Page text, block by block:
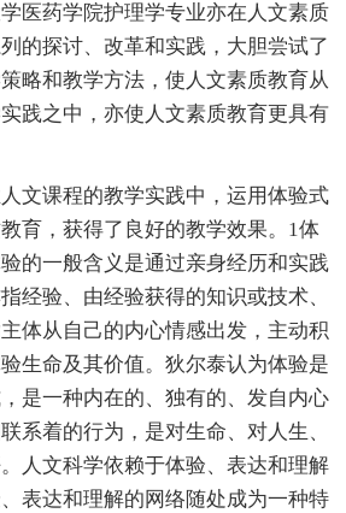
药学院护理学专业亦在人文素质
的探讨、改革和实践，大胆尝试了
略和教学方法，使人文素质教育从
践之中，亦使人文素质教育更具有
课程的教学实践中，运用体验式
育，获得了良好的教学效果。1体
的一般含义是通过亲身经历和实践
经验、由经验获得的知识或技术、
体从自己的内心情感出发，主动积
生命及其价值。狄尔泰认为体验是
是一种内在的、独有的、发自内心
系着的行为，是对生命、对人生、
人文科学依赖于体验、表达和理解
表达和理解的网络随处成为一种特